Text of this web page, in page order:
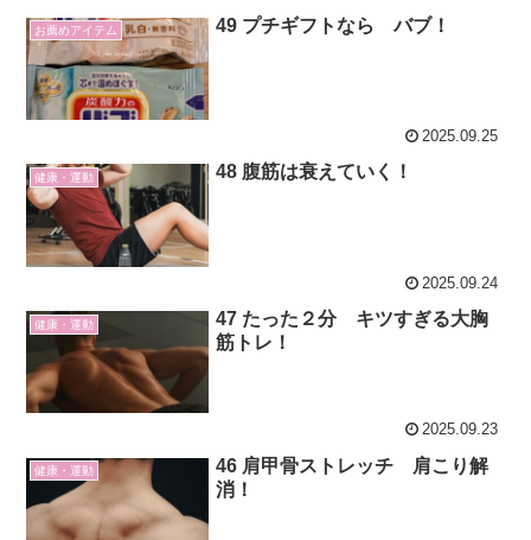
お薦めアイテム 49 プチギフトなら バブ！
2025.09.25
健康・運動 48 腹筋は衰えていく！
2025.09.24
健康・運動
47 たった２分 キツすぎる大胸
筋トレ！
2025.09.23
健康・運動
46 肩甲骨ストレッチ 肩こり解
消！